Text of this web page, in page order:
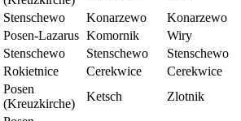
Stenschewo Konarzewo
Konarzewo
Posen-Lazarus Komornik
Wiry
Stenschewo Stenschewo
Stenschewo
Rokietnice Cerekwice
Cerekwice
Posen
(Kreuzkirche)
Ketsch Zlotnik